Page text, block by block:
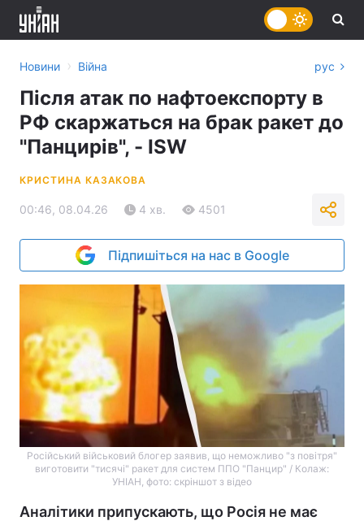
Новини › Війна рус
Після атак по нафтоекспорту в
РФ скаржаться на брак ракет до
"Панцирів", - ISW
КРИСТИНА КАЗАКОВА
00:46, 08.04.26 4 хв. 4501
Підпишіться на нас в Google
Російський військовий блогер заявив, що неможливо "з повітря"
виготовити "тисячі" ракет для систем ППО "Панцир" / Колаж:
УНІАН, фото: скріншот з відео
Аналітики припускають, що Росія не має